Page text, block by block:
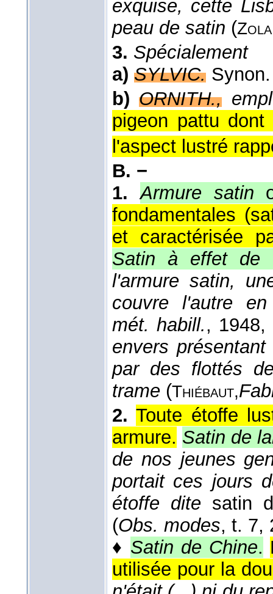
exquise, cette
peau de satin (
3. Spécialement
a) SYLVIC.
b) ORNITH.,
pigeon pattu
l'aspect lustré
B. −
1.
Armure satin
fondamentales
et caractérisée
Satin à effet de
l'armure satin,
couvre l'autre
mét. habill., 1948,
envers
par des flottés
trame (Thiébaut,
2. Toute étoffe
armure. Satin de
de nos jeunes
portait ces jours
étoffe dite satin
(Obs. modes, t. 7,
♦ Satin de Chine.
utilisée pour la